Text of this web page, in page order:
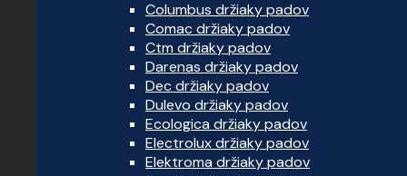
Columbus držiaky padov
Comac držiaky padov
Ctm držiaky padov
Darenas držiaky padov
Dec držiaky padov
Dulevo držiaky padov
Ecologica držiaky padov
Electrolux držiaky padov
Elektroma držiaky padov